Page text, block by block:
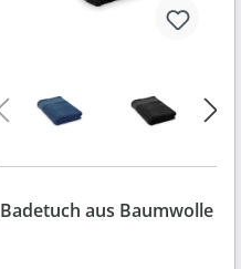
Badetuch aus Baumwolle